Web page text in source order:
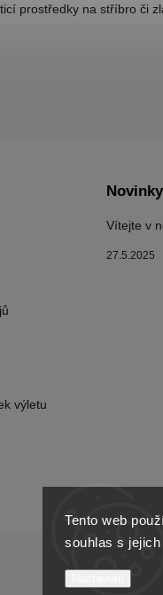
Tento web
souhlas s
prostředky na stříbro či
Novinky
Vítejte v
27.5.2025